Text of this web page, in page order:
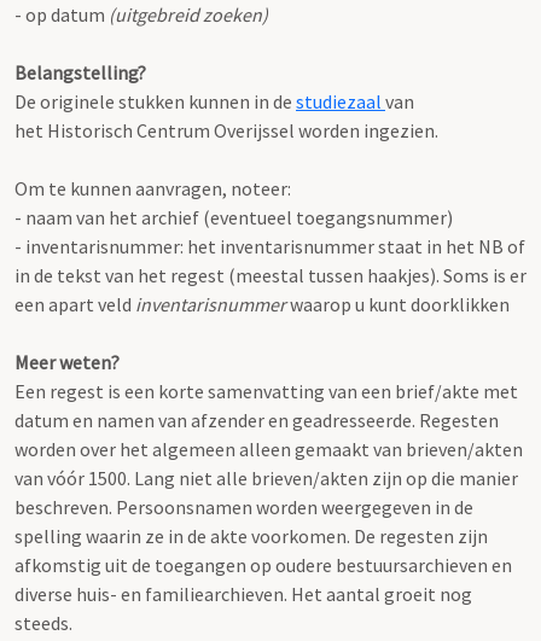
- op datum (uitgebreid zoeken)
Belangstelling?
De originele stukken kunnen in de studiezaal van
het Historisch Centrum Overijssel worden ingezien.
Om te kunnen aanvragen, noteer:
- naam van het archief (eventueel toegangsnummer)
- inventarisnummer: het inventarisnummer staat in het NB of
in de tekst van het regest (meestal tussen haakjes). Soms is er
een apart veld inventarisnummerwaarop u kunt doorklikken
Meer weten?
Een regest is een korte samenvatting van een brief/akte met
datum en namen van afzender en geadresseerde. Regesten
worden over het algemeen alleen gemaakt van brieven/akten
van vóór 1500. Lang niet alle brieven/akten zijn op die manier
beschreven. Persoonsnamen worden weergegeven in de
spelling waarin ze in de akte voorkomen. De regesten zijn
afkomstig uit de toegangen op oudere bestuursarchieven en
diverse huis- en familiearchieven. Het aantal groeit nog
steeds.